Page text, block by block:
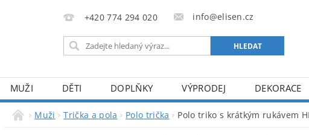
+420 774 294 020 info@elisen.cz
MUŽI DĚTI DOPLŇKY VÝPRODEJ
DEKORACE
Muži Trička a pola Polo trička Polo triko s krátkým rukávem